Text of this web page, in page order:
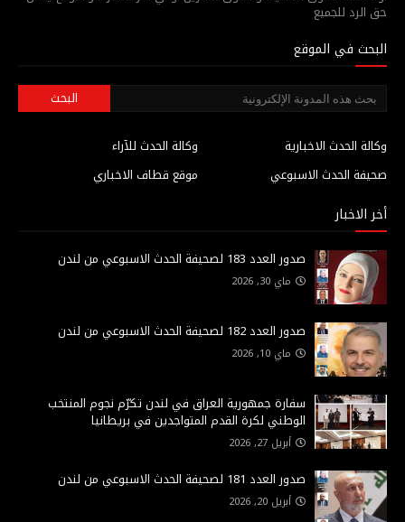
حق الرد للجميع
البحث في الموقع
وكالة الحدث للآراء
وكالة الحدث الاخبارية
موقع قطاف الاخباري
صحيفة الحدث الاسبوعي
أخر الاخبار
صدور العدد 183 لصحيفة الحدث الاسبوعي من لندن
ماي 30, 2026
صدور العدد 182 لصحيفة الحدث الاسبوعي من لندن
ماي 10, 2026
سفارة جمهورية العراق في لندن تكرّم نجوم المنتخب
الوطني لكرة القدم المتواجدين في بريطانيا
أبريل 27, 2026
صدور العدد 181 لصحيفة الحدث الاسبوعي من لندن
أبريل 20, 2026